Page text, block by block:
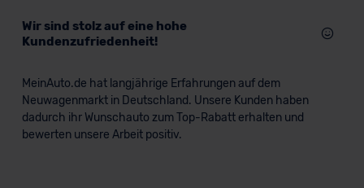
Wir sind stolz auf eine hohe
Kundenzufriedenheit!
MeinAuto.de hat langjährige Erfahrungen auf dem
Neuwagenmarkt in Deutschland. Unsere Kunden haben
dadurch ihr Wunschauto zum Top-Rabatt erhalten und
bewerten unsere Arbeit positiv.